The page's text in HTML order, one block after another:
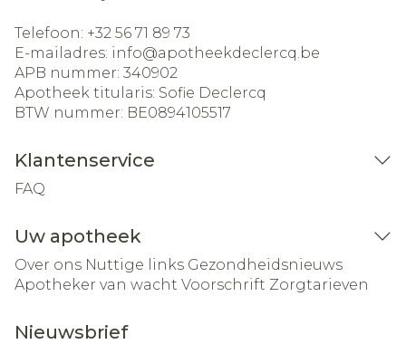
Telefoon: +32 56 71 89 73
E-mailadres: info@apotheekdeclercq.be
APB nummer: 340902
Apotheek titularis: Sofie Declercq
BTW nummer: BE0894105517
Klantenservice
FAQ
Uw apotheek
Over ons Nuttige links Gezondheidsnieuws
Apotheker van wacht Voorschrift Zorgtarieven
Nieuwsbrief